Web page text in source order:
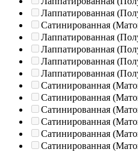
Лаппатированная
Сатинированная
Лаппатированная
Лаппатированная
Лаппатированная
Лаппатированная
Сатинированная
Сатинированная
Сатинированная
Сатинированная
Сатинированная
Сатинированная